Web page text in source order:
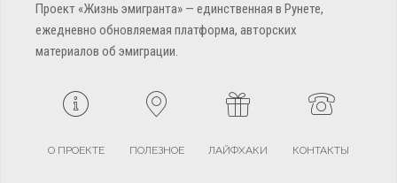
Проект «Жизнь эмигранта» — единственная в Рунете,
ежедневно обновляемая платформа, авторских
материалов об эмиграции.
О ПРОЕКТЕ ПОЛЕЗНОЕ ЛАЙФХАКИ КОНТАКТЫ